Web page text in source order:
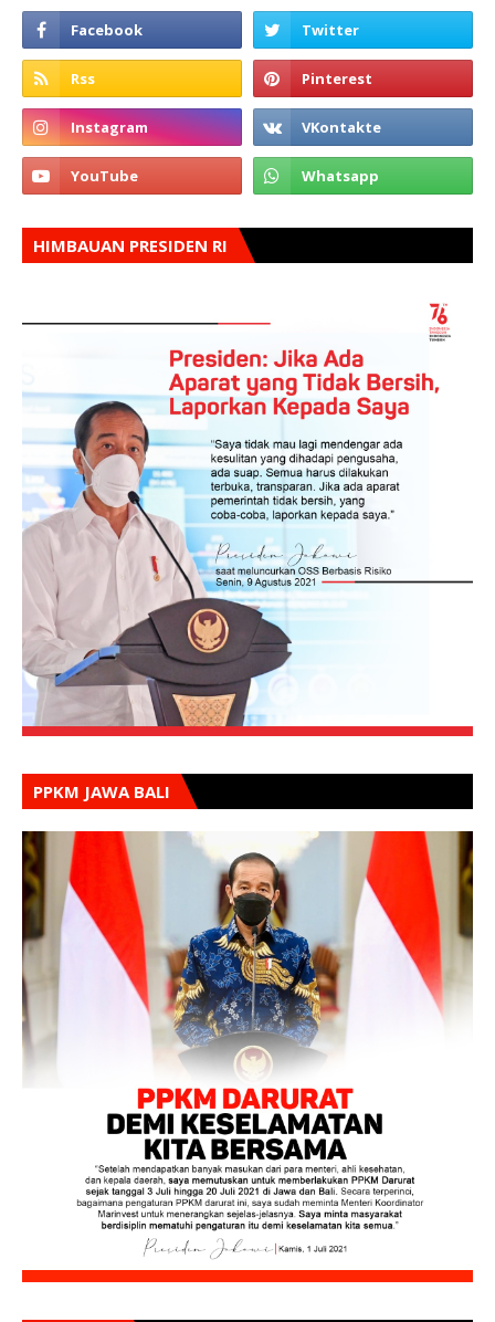
HIMBAUAN PRESIDEN RI
PPKM JAWA BALI